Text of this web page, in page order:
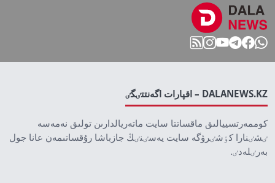
DALANEWS.KZ – اقپارات اگەنتتٸگٸ
كوممەرتسييالىق ماقساتتا سايت ماتەريالدارىن تولىق نەمەسە
ٸشٸنارا كٶشٸرۋگە سايت يەسٸنٸڭ جازباشا رۇقساتىمەن عانا جول
بەرٸلەدٸ.